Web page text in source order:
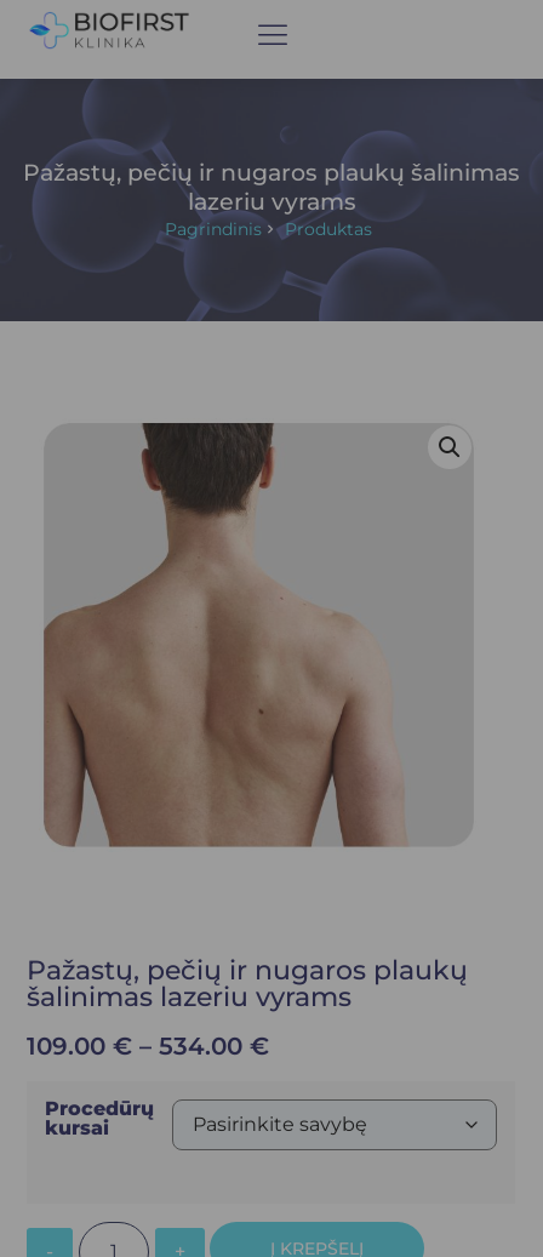
Pažastų, pečių ir nugaros plaukų šalinimas
lazeriu vyrams
Pagrindinis Produktas
Pažastų, pečių ir nugaros plaukų
šalinimas lazeriu vyrams
109.00€ – 534.00€
Procedūrų
kursai
Į KREPŠELĮ